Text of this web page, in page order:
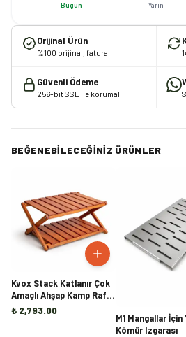
Bugün Yarın
Orijinal Ürün
%100 orijinal, faturalı
Güvenli Ödeme
256-bit SSL ile korumalı
BEĞENEBILECEĞINIZ ÜRÜNLER
Kvox Stack Katlanır Çok
Amaçlı Ahşap Kamp Rafı -
Handmade
₺ 2,793.00
M1 Mangallar İçin
Kömür Izgarası